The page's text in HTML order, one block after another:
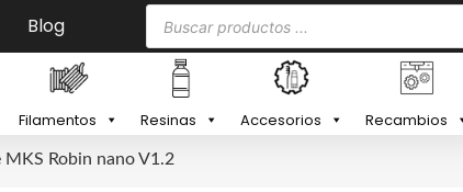
Blog
Filamentos Resinas Accesorios Recambios
MKS Robin nano V1.2